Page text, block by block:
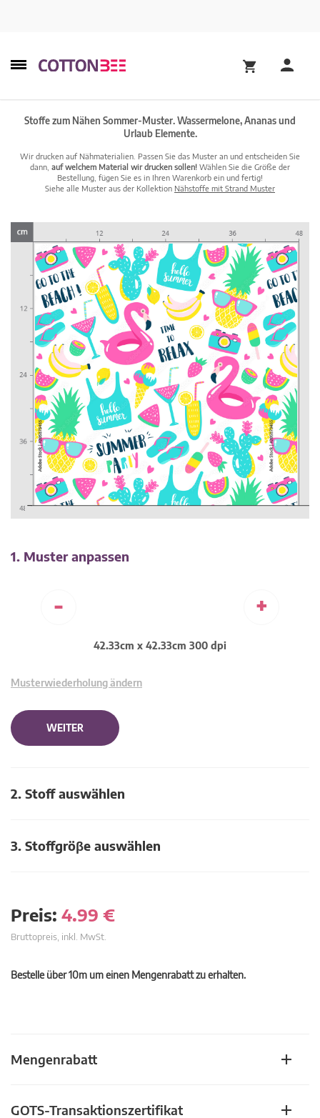
Stoffe zum Nähen Sommer-Muster. Wassermelone, Ananas und
Urlaub Elemente.
Wir drucken auf Nähmaterialien. Passen Sie das Muster an und entscheiden Sie
dann, auf welchem Material wir drucken sollen! Wählen Sie die Größe der
Bestellung, fügen Sie es in Ihren Warenkorb ein und fertig!
Siehe alle Muster aus der Kollektion Nähstoffe mit Strand Muster
1. Muster anpassen
- +
42.33cm x 42.33cm 300 dpi
Musterwiederholung ändern
WEITER
2. Stoff auswählen
3. Stoffgröβe auswählen
Preis: 4.99 €
Bruttopreis, inkl. MwSt.
Bestelle über 10m um einen Mengenrabatt zu erhalten.
Mengenrabatt
GOTS-Transaktionszertifikat